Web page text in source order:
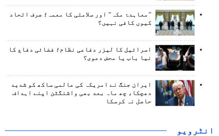
"معاہدۂ مکہ" اور سلامتی کا معمہ؛ صرف اتحاد
کیوں کافی نہیں؟
اسرائیل کا لیزر دفاعی نظام؛ فضائی دفاع کا
نیا باب یا محض دعوی؟
ایران جنگ نے امریکہ کی عالمی ساکھ کو شدید
دھچکا، چھ ماہ بعد بھی واشنگٹن اپنے اہداف
حاصل نہ کرسکا
انٹرويو